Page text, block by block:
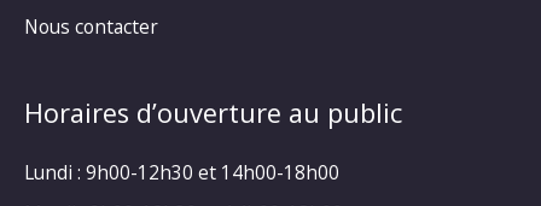
Nous contacter
Horaires d’ouverture au public
Lundi : 9h00-12h30 et 14h00-18h00